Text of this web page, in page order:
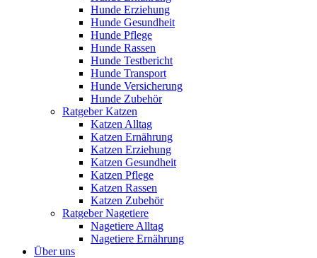
Hunde Erziehung
Hunde Gesundheit
Hunde Pflege
Hunde Rassen
Hunde Testbericht
Hunde Transport
Hunde Versicherung
Hunde Zubehör
Ratgeber Katzen
Katzen Alltag
Katzen Ernährung
Katzen Erziehung
Katzen Gesundheit
Katzen Pflege
Katzen Rassen
Katzen Zubehör
Ratgeber Nagetiere
Nagetiere Alltag
Nagetiere Ernährung
Über uns